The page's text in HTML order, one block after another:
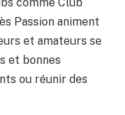
Passion animent
et amateurs se
et bonnes
ou réunir des